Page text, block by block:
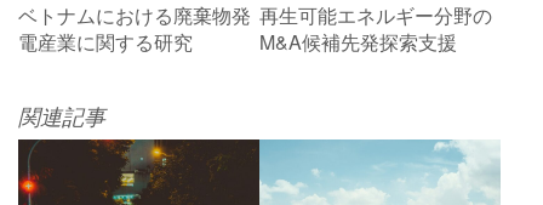
ベトナムにおける廃棄物発
電産業に関する研究
再生可能エネルギー分野の
M&A候補先発探索支援
関連記事